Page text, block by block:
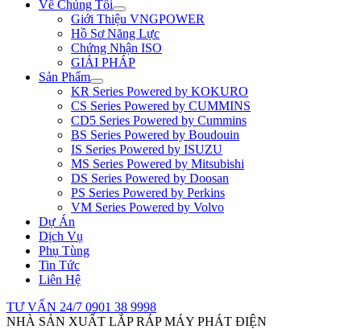
Về Chúng Tôi
Giới Thiệu VNGPOWER
Hồ Sơ Năng Lực
Chứng Nhận ISO
GIẢI PHÁP
Sản Phẩm
KR Series Powered by KOKURO
CS Series Powered by CUMMINS
CD5 Series Powered by Cummins
BS Series Powered by Boudouin
IS Series Powered by ISUZU
MS Series Powered by Mitsubishi
DS Series Powered by Doosan
PS Series Powered by Perkins
VM Series Powered by Volvo
Dự Án
Dịch Vụ
Phụ Tùng
Tin Tức
Liên Hệ
TƯ VẤN 24/7 0901 38 9998
NHÀ SẢN XUẤT LẮP RÁP MÁY PHÁT ĐIỆN